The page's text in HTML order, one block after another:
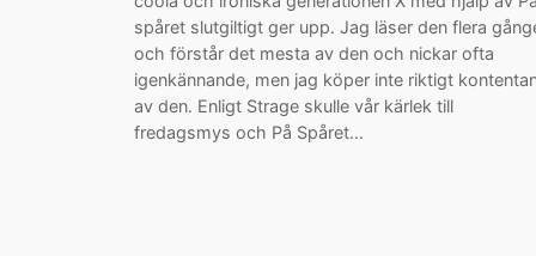
spåret slutgiltigt ger upp. Jag läser den flera
och förstår det mesta av den och nickar ofta
igenkännande, men jag köper inte riktigt
av den. Enligt Strage skulle vår kärlek till
fredagsmys och På Spåret…